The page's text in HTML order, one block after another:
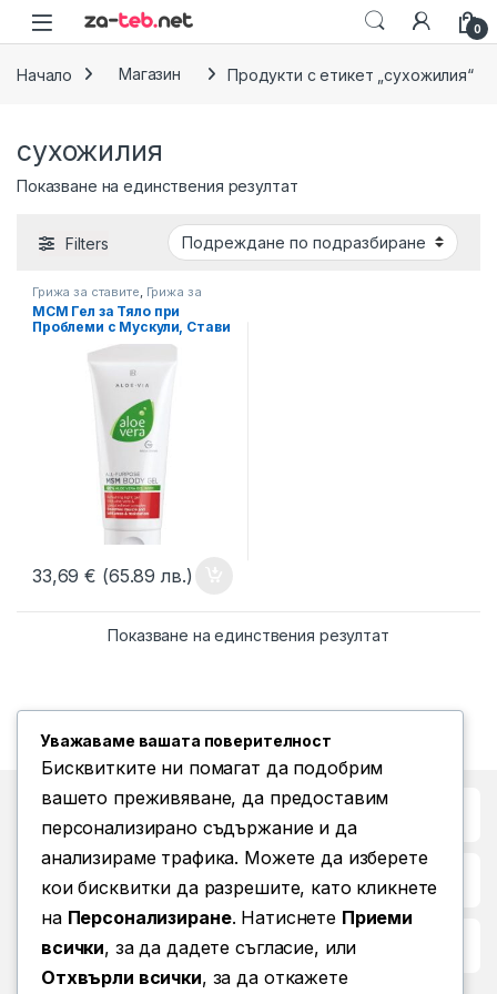
Skip to navigation
Skip to content
0
Начало Магазин Продукти с етикет „сухожилия“
сухожилия
Показване на единствения резултат
Filters
Грижа за ставите Грижа за
тяло ,Схващания, Масажи
МСМ Гел за Тяло при
Проблеми с Мускули, Стави
и Разширени вени Алое
Вера MSM Aloe Via LR
33,69€ (65.89 лв.)
Показване на единствения резултат
Бърз достъп до
Повече информация
Условия за ползване
Уважаваме вашата поверителност
Бисквитките ни помагат да подобрим
вашето преживяване, да предоставим
персонализирано съдържание и да
анализираме трафика. Можете да изберете
кои бисквитки да разрешите, като кликнете
на Персонализиране. Натиснете Приеми
всички, за да дадете съгласие, или
Отхвърли всички, за да откажете